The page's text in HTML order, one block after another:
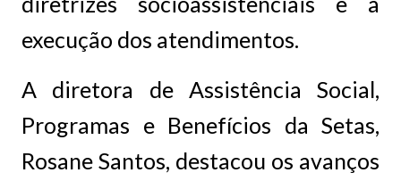
execução dos atendimentos.
A diretora de Assistência Social,
Programas e Benefícios da Setas,
Rosane Santos, destacou os avanços